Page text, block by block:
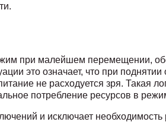
при малейшем перемещении,
это означает, что при
не расходуется зря. Такая
потребление ресурсов в
и исключает